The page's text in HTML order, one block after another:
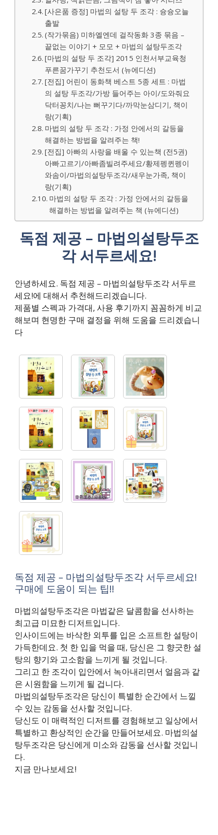
[사은품 증정] 마법의 설탕 두 조각 : 슝슝오늘
출발
(작가묶음) 미하엘엔데 걸작동화 3종 묶음 –
끝없는 이야기 + 모모 + 마법의 설탕두조각
[마법의 설탕 두 조각] 2015 인천서부교육청
푸른꿈가꾸기 추천도서 (뉴에디션)
[전집] 어린이 동화책 베스트 5종 세트 : 마법
의 설탕 두조각/가방 들어주는 아이/도와줘요
닥터꽁치/나는 뻐꾸기다/까막눈삼디기, 책이
랑(기획)
마법의 설탕 두 조각 : 가정 안에서의 갈등을
해결하는 방법을 알려주는 책!
[전집] 아빠의 사랑을 배울 수 있는책 (전5권)
아빠고르기/아빠좀빌려주세요/황제펭퀸펭이
와솜이/마법의설탕두조각/새우눈가족, 책이
랑(기획)
마법의 설탕 두 조각 : 가정 안에서의 갈등을
해결하는 방법을 알려주는 책 (뉴에디션)
독점 제공 – 마법의설탕두조
각 서두르세요!
안녕하세요. 독점 제공 – 마법의설탕두조각 서두르
세요!에 대해서 추천해드리겠습니다.
제품별 스펙과 가격대, 사용 후기까지 꼼꼼하게 비교
해보며 현명한 구매 결정을 위해 도움을 드리겠습니
다
독점 제공 – 마법의설탕두조각 서두르세요!
구매에 도움이 되는 팁!!
마법의설탕두조각은 마법같은 달콤함을 선사하는
최고급 미묘한 디저트입니다.
인사이드에는 바삭한 외투를 입은 소프트한 설탕이
가득한데요. 첫 한 입을 먹을 때, 당신은 그 향긋한 설
탕의 향기와 고소함을 느끼게 될 것입니다.
그리고 한 조각이 입안에서 녹아내리면서 얼음과 같
은 시원함을 느끼게 될 겁니다.
마법의설탕두조각은 당신이 특별한 순간에서 느낄
수 있는 감동을 선사할 것입니다.
당신도 이 매력적인 디저트를 경험해보고 일상에서
특별하고 환상적인 순간을 만들어보세요. 마법의설
탕두조각은 당신에게 미소와 감동을 선사할 것입니
다.
지금 만나보세요!